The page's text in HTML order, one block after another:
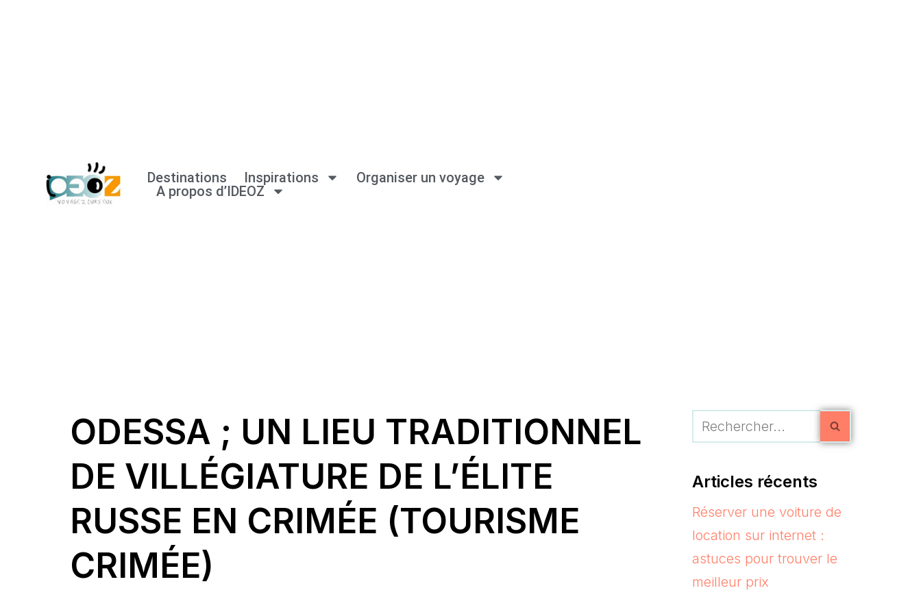
Destinations Inspirations
Organiser un voyage
A propos d’IDEOZ
ODESSA ; UN LIEU TRADITIONNEL
DE VILLÉGIATURE DE L’ÉLITE
RUSSE EN CRIMÉE (TOURISME
CRIMÉE)
Articles récents
Réserver une voiture de
location sur internet :
astuces pour trouver le
meilleur prix